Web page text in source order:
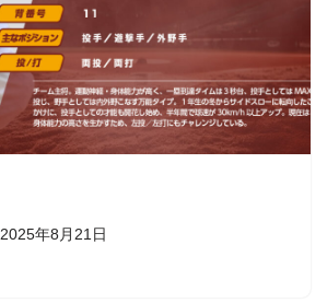
2025年8月21日